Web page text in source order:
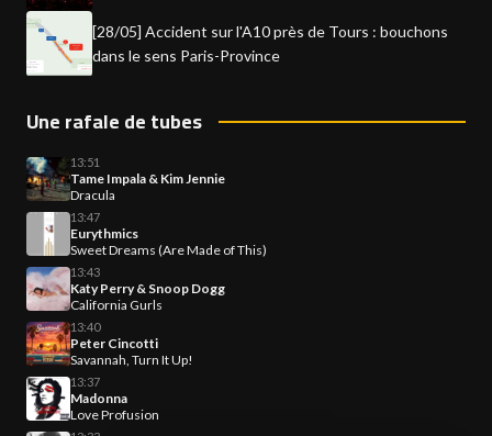
[28/05] Accident sur l'A10 près de Tours : bouchons
dans le sens Paris-Province
Une rafale de tubes
13:51
Tame Impala & Kim Jennie
Dracula
13:47
Eurythmics
Sweet Dreams (Are Made of This)
13:43
Katy Perry & Snoop Dogg
California Gurls
13:40
Peter Cincotti
Savannah, Turn It Up!
13:37
Madonna
Love Profusion